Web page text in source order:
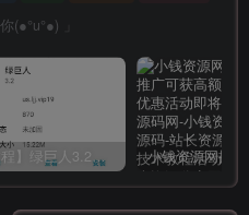
(●°u°●)​ 」
【教程】绿巨人3.2破解详细教学